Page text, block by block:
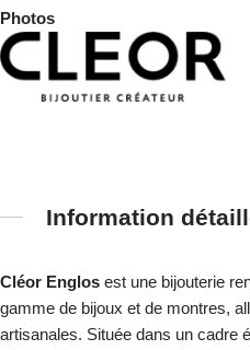
Photos
Information
Cléor Englos est une bijouterie
gamme de bijoux et de montres,
artisanales. Située dans un cadre